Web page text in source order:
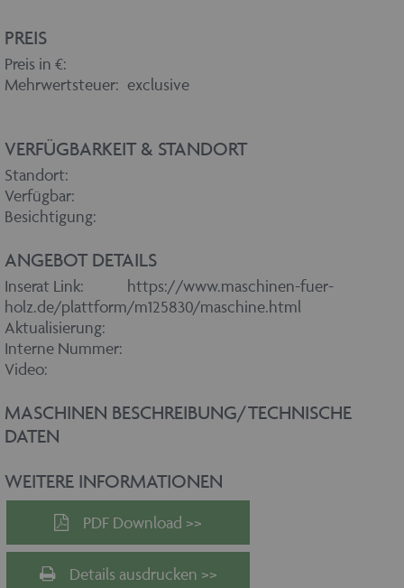
PREIS
Preis in €:
Mehrwertsteuer: exclusive
VERFÜGBARKEIT & STANDORT
Standort:
Verfügbar:
Besichtigung:
ANGEBOT DETAILS
Inserat Link:
https://www.maschinen-fuer-
holz.de/plattform/m125830/maschine.html
Aktualisierung:
Interne Nummer:
Video:
MASCHINEN BESCHREIBUNG/TECHNISCHE
DATEN
WEITERE INFORMATIONEN
PDF Download >>
Details ausdrucken >>